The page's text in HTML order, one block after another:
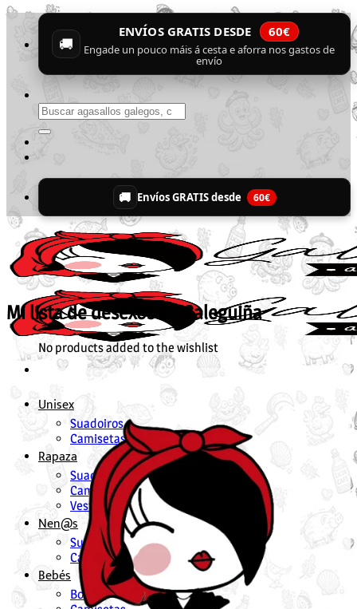
Skip
content
🚚
ENVÍOS GRATIS DESDE 60€
Engade un pouco máis á cesta e aforra nos gastos de
envío
Buscar
por:
🚚 Envíos GRATIS desde 60€
Unisex
Suadoiros
Camisetas
Rapaza
Suadoiros en Galego para Rapazas
Camisetas en Galego para Rapazas
Vestidos en Galego para Rapazas
Nen@s
Suadoiros nenos
Camisetas
Bebés
Bodies
Mi lista de desexos en Galeguiña
No products added to the wishlist